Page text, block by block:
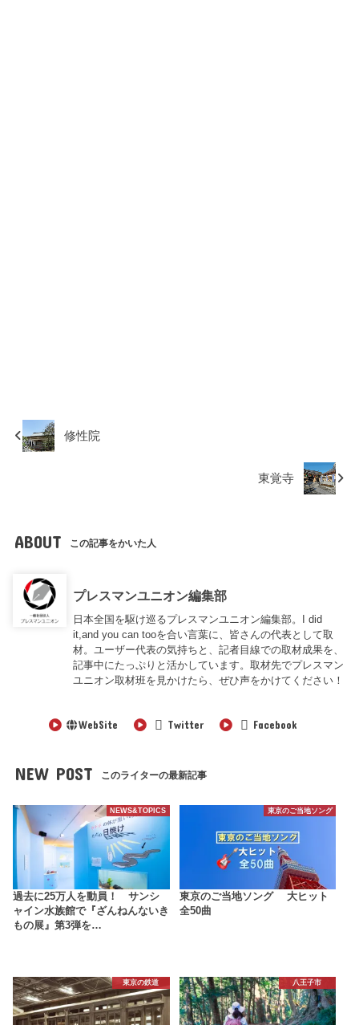
修性院
東覚寺
ABOUT この記事をかいた人
プレスマンユニオン編集部
日本全国を駆け巡るプレスマンユニオン編集部。I did
it,and you can tooを合い言葉に、皆さんの代表として取
材。ユーザー代表の気持ちと、記者目線での取材成果を、
記事中にたっぷりと活かしています。取材先でプレスマン
ユニオン取材班を見かけたら、ぜひ声をかけてください！
WebSite Twitter Facebook
NEW POST このライターの最新記事
NEWS&TOPICS
過去に25万人を動員！ サンシ
ャイン水族館で『ざんねんないき
もの展』第3弾を…
東京のご当地ソング
東京のご当地ソング 大ヒット
全50曲
東京の鉄道 八王子市